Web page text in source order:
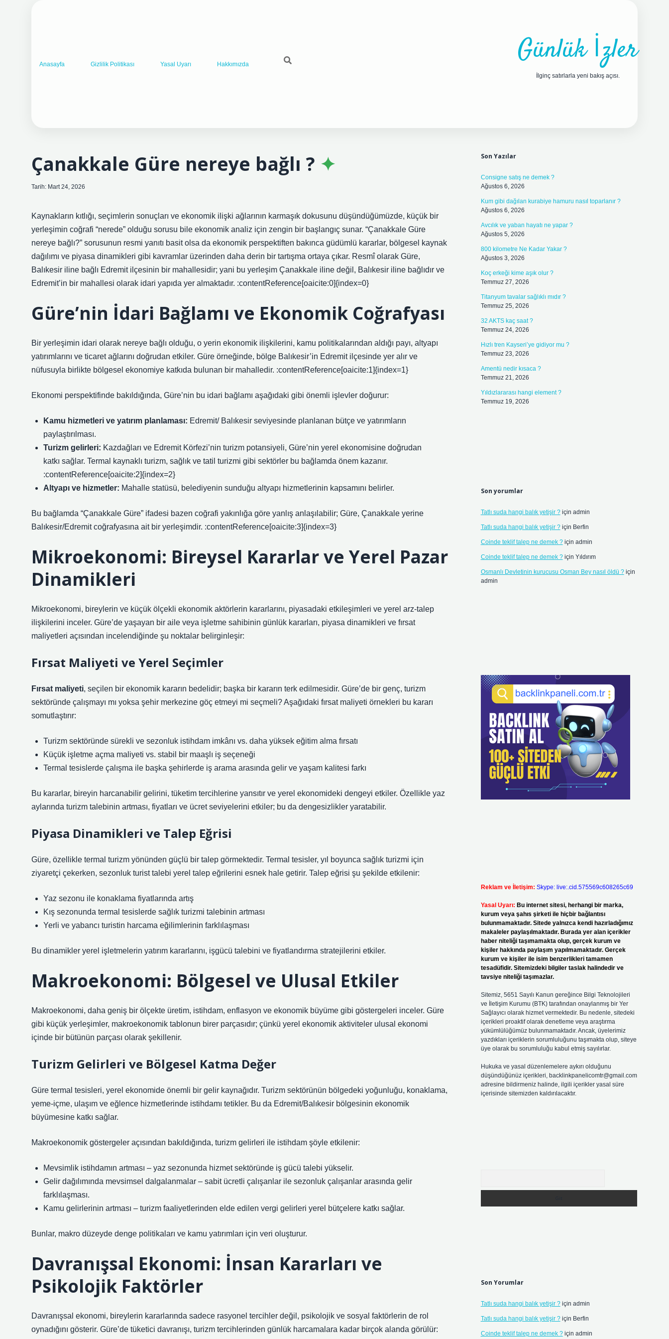
Anasayfa Gizlilik Politikası Yasal Uyarı Hakkımızda Günlük İzler
İlginç satırlarla yeni bakış açısı.
Çanakkale Güre nereye bağlı ?
Tarih: Mart 24, 2026
Kaynakların kıtlığı, seçimlerin sonuçları ve ekonomik ilişki ağlarının karmaşık dokusunu düşündüğümüzde, küçük bir
yerleşimin coğrafi “nerede” olduğu sorusu bile ekonomik analiz için zengin bir başlangıç sunar. “Çanakkale Güre
nereye bağlı?” sorusunun resmi yanıtı basit olsa da ekonomik perspektiften bakınca güdümlü kararlar, bölgesel kaynak
dağılımı ve piyasa dinamikleri gibi kavramlar üzerinden daha derin bir tartışma ortaya çıkar. Resmî olarak Güre,
Balıkesir iline bağlı Edremit ilçesinin bir mahallesidir; yani bu yerleşim Çanakkale iline değil, Balıkesir iline bağlıdır ve
Edremit’in bir mahallesi olarak idari yapıda yer almaktadır. :contentReference[oaicite:0]{index=0}
Güre’nin İdari Bağlamı ve Ekonomik Coğrafyası
Bir yerleşimin idari olarak nereye bağlı olduğu, o yerin ekonomik ilişkilerini, kamu politikalarından aldığı payı, altyapı
yatırımlarını ve ticaret ağlarını doğrudan etkiler. Güre örneğinde, bölge Balıkesir’in Edremit ilçesinde yer alır ve
nüfusuyla birlikte bölgesel ekonomiye katkıda bulunan bir mahalledir. :contentReference[oaicite:1]{index=1}
Ekonomi perspektifinde bakıldığında, Güre’nin bu idari bağlamı aşağıdaki gibi önemli işlevler doğurur:
Kamu hizmetleri ve yatırım planlaması: Edremit/ Balıkesir seviyesinde planlanan bütçe ve yatırımların
paylaştırılması.
Turizm gelirleri: Kazdağları ve Edremit Körfezi’nin turizm potansiyeli, Güre’nin yerel ekonomisine doğrudan
katkı sağlar. Termal kaynaklı turizm, sağlık ve tatil turizmi gibi sektörler bu bağlamda önem kazanır.
:contentReference[oaicite:2]{index=2}
Altyapı ve hizmetler: Mahalle statüsü, belediyenin sunduğu altyapı hizmetlerinin kapsamını belirler.
Bu bağlamda “Çanakkale Güre” ifadesi bazen coğrafi yakınlığa göre yanlış anlaşılabilir; Güre, Çanakkale yerine
Balıkesir/Edremit coğrafyasına ait bir yerleşimdir. :contentReference[oaicite:3]{index=3}
Mikroekonomi: Bireysel Kararlar ve Yerel Pazar
Dinamikleri
Mikroekonomi, bireylerin ve küçük ölçekli ekonomik aktörlerin kararlarını, piyasadaki etkileşimleri ve yerel arz-talep
ilişkilerini inceler. Güre’de yaşayan bir aile veya işletme sahibinin günlük kararları, piyasa dinamikleri ve fırsat
maliyetleri açısından incelendiğinde şu noktalar belirginleşir:
Fırsat Maliyeti ve Yerel Seçimler
Fırsat maliyeti, seçilen bir ekonomik kararın bedelidir; başka bir kararın terk edilmesidir. Güre’de bir genç, turizm
sektöründe çalışmayı mı yoksa şehir merkezine göç etmeyi mi seçmeli? Aşağıdaki fırsat maliyeti örnekleri bu kararı
somutlaştırır:
Turizm sektöründe sürekli ve sezonluk istihdam imkânı vs. daha yüksek eğitim alma fırsatı
Küçük işletme açma maliyeti vs. stabil bir maaşlı iş seçeneği
Termal tesislerde çalışma ile başka şehirlerde iş arama arasında gelir ve yaşam kalitesi farkı
Bu kararlar, bireyin harcanabilir gelirini, tüketim tercihlerine yansıtır ve yerel ekonomideki dengeyi etkiler. Özellikle yaz
aylarında turizm talebinin artması, fiyatları ve ücret seviyelerini etkiler; bu da dengesizlikler yaratabilir.
Piyasa Dinamikleri ve Talep Eğrisi
Güre, özellikle termal turizm yönünden güçlü bir talep görmektedir. Termal tesisler, yıl boyunca sağlık turizmi için
ziyaretçi çekerken, sezonluk turist talebi yerel talep eğrilerini esnek hale getirir. Talep eğrisi şu şekilde etkilenir:
Yaz sezonu ile konaklama fiyatlarında artış
Kış sezonunda termal tesislerde sağlık turizmi talebinin artması
Yerli ve yabancı turistin harcama eğilimlerinin farklılaşması
Bu dinamikler yerel işletmelerin yatırım kararlarını, işgücü talebini ve fiyatlandırma stratejilerini etkiler.
Makroekonomi: Bölgesel ve Ulusal Etkiler
Makroekonomi, daha geniş bir ölçekte üretim, istihdam, enflasyon ve ekonomik büyüme gibi göstergeleri inceler. Güre
gibi küçük yerleşimler, makroekonomik tablonun birer parçasıdır; çünkü yerel ekonomik aktiviteler ulusal ekonomi
içinde bir bütünün parçası olarak şekillenir.
Turizm Gelirleri ve Bölgesel Katma Değer
Güre termal tesisleri, yerel ekonomide önemli bir gelir kaynağıdır. Turizm sektörünün bölgedeki yoğunluğu, konaklama,
yeme‑içme, ulaşım ve eğlence hizmetlerinde istihdamı tetikler. Bu da Edremit/Balıkesir bölgesinin ekonomik
büyümesine katkı sağlar.
Makroekonomik göstergeler açısından bakıldığında, turizm gelirleri ile istihdam şöyle etkilenir:
Mevsimlik istihdamın artması – yaz sezonunda hizmet sektöründe iş gücü talebi yükselir.
Gelir dağılımında mevsimsel dalgalanmalar – sabit ücretli çalışanlar ile sezonluk çalışanlar arasında gelir
farklılaşması.
Kamu gelirlerinin artması – turizm faaliyetlerinden elde edilen vergi gelirleri yerel bütçelere katkı sağlar.
Bunlar, makro düzeyde denge politikaları ve kamu yatırımları için veri oluşturur.
Davranışsal Ekonomi: İnsan Kararları ve
Psikolojik Faktörler
Davranışsal ekonomi, bireylerin kararlarında sadece rasyonel tercihler değil, psikolojik ve sosyal faktörlerin de rol
oynadığını gösterir. Güre’de tüketici davranışı, turizm tercihlerinden günlük harcamalara kadar birçok alanda görülür:
Son Yazılar
Consigne satış ne demek ?
Ağustos 6, 2026
Kum gibi dağılan kurabiye hamuru nasıl toparlanır ?
Ağustos 6, 2026
Avcılık ve yaban hayatı ne yapar ?
Ağustos 5, 2026
800 kilometre Ne Kadar Yakar ?
Ağustos 3, 2026
Koç erkeği kime aşık olur ?
Temmuz 27, 2026
Titanyum tavalar sağlıklı mıdır ?
Temmuz 25, 2026
32 AKTS kaç saat ?
Temmuz 24, 2026
Hızlı tren Kayseri’ye gidiyor mu ?
Temmuz 23, 2026
Amentü nedir kısaca ?
Temmuz 21, 2026
Yıldızlararası hangi element ?
Temmuz 19, 2026
Son yorumlar
Tatlı suda hangi balık yetişir ?için admin
Tatlı suda hangi balık yetişir ?için Berfin
Coinde teklif talep ne demek ?için admin
Coinde teklif talep ne demek ?için Yıldırım
Osmanlı Devletinin kurucusu Osman Bey nasıl öldü ?için
admin
Reklam ve İletişim: Skype: live:.cid.575569c608265c69
Yasal Uyarı: Bu internet sitesi, herhangi bir marka,
kurum veya şahıs şirketi ile hiçbir bağlantısı
bulunmamaktadır. Sitede yalnızca kendi hazırladığımız
makaleler paylaşılmaktadır. Burada yer alan içerikler
haber niteliği taşımamakta olup, gerçek kurum ve
kişiler hakkında paylaşım yapılmamaktadır. Gerçek
kurum ve kişiler ile isim benzerlikleri tamamen
tesadüfidir. Sitemizdeki bilgiler taslak halindedir ve
tavsiye niteliği taşımazlar.
Sitemiz, 5651 Sayılı Kanun gereğince Bilgi Teknolojileri
ve İletişim Kurumu (BTK) tarafından onaylanmış bir Yer
Sağlayıcı olarak hizmet vermektedir. Bu nedenle, sitedeki
içerikleri proaktif olarak denetleme veya araştırma
yükümlülüğümüz bulunmamaktadır. Ancak, üyelerimiz
yazdıkları içeriklerin sorumluluğunu taşımakta olup, siteye
üye olarak bu sorumluluğu kabul etmiş sayılırlar.
Hukuka ve yasal düzenlemelere aykırı olduğunu
düşündüğünüz içerikleri, backlinkpanelicomtr@gmail.com
adresine bildirmeniz halinde, ilgili içerikler yasal süre
içerisinde sitemizden kaldırılacaktır.
Son Yorumlar
Tatlı suda hangi balık yetişir ?için admin
Tatlı suda hangi balık yetişir ?için Berfin
Coinde teklif talep ne demek ?için admin